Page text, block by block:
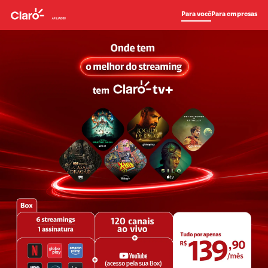
Para vocêPara empresas